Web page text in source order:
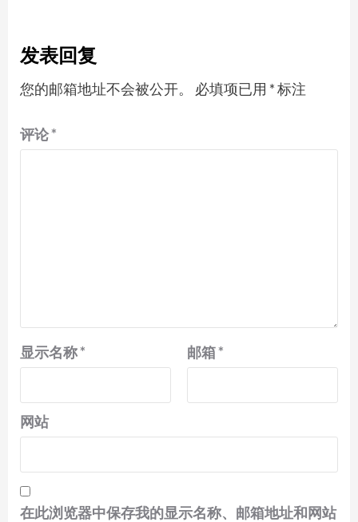
发表回复
您的邮箱地址不会被公开。 必填项已用 *标注
评论*
显示名称* 邮箱*
网站
在此浏览器中保存我的显示名称、邮箱地址和网站